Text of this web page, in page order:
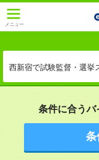
メニュー
西新宿で試験監督・選挙
条件に合うバ
条